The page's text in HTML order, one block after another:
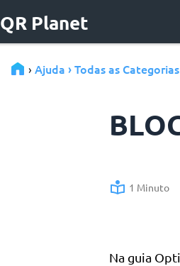
QR Planet
› Ajuda › Todas as Categorias
1 Minuto
Na guia